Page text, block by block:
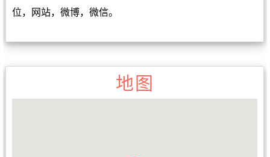
位，网站，微博，微信。
地图